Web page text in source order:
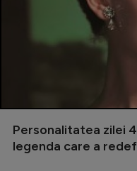
Personalitatea zilei
legenda care a